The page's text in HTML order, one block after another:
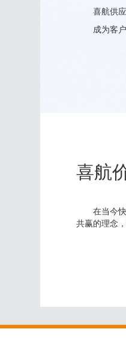
喜航供
成为客
喜航
在当今
共赢的理念